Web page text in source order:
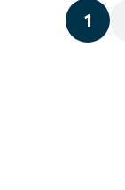
1